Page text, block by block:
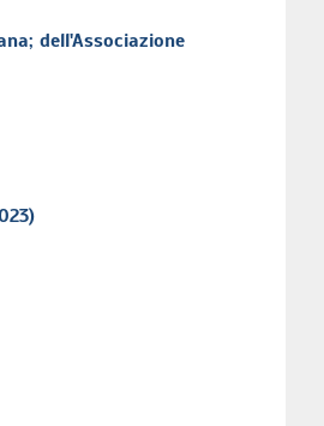
dell'Associazione